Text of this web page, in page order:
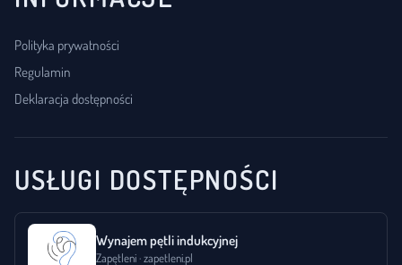
Polityka prywatności
Regulamin
Deklaracja dostępności
USŁUGI DOSTĘPNOŚCI
Wynajem pętli indukcyjnej
Zapętleni · zapetleni.pl